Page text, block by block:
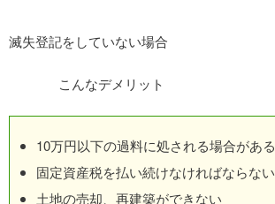
滅失登記をしていない場合
こんなデメリット
10万円以下の過料に処される場合がある
固定資産税を払い続けなければならない
土地の売却、再建築ができない